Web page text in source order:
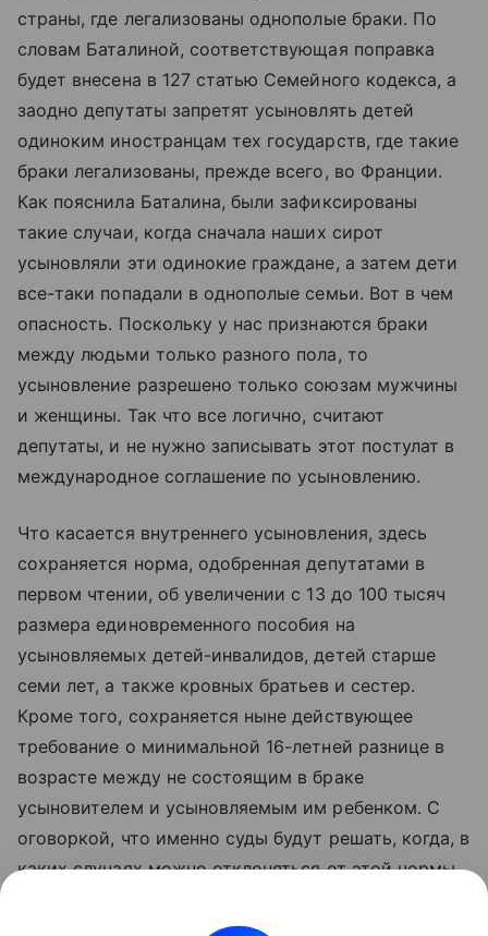
страны, где легализованы однополые браки. По
словам Баталиной, соответствующая поправка
будет внесена в 127 статью Семейного кодекса, а
заодно депутаты запретят усыновлять детей
одиноким иностранцам тех государств, где такие
браки легализованы, прежде всего, во Франции.
Как пояснила Баталина, были зафиксированы
такие случаи, когда сначала наших сирот
усыновляли эти одинокие граждане, а затем дети
все-таки попадали в однополые семьи. Вот в чем
опасность. Поскольку у нас признаются браки
между людьми только разного пола, то
усыновление разрешено только союзам мужчины
и женщины. Так что все логично, считают
депутаты, и не нужно записывать этот постулат в
международное соглашение по усыновлению.
Что касается внутреннего усыновления, здесь
сохраняется норма, одобренная депутатами в
первом чтении, об увеличении с 13 до 100 тысяч
размера единовременного пособия на
усыновляемых детей-инвалидов, детей старше
семи лет, а также кровных братьев и сестер.
Кроме того, сохраняется ныне действующее
требование о минимальной 16-летней разнице в
возрасте между не состоящим в браке
усыновителем и усыновляемым им ребенком. С
оговоркой, что именно суды будут решать, когда, в
каких случаях можно отклоняться от этой нормы.
усыновлениедетей их братьями и